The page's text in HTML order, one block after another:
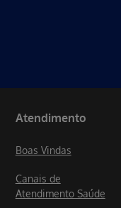
Atendimento
Boas Vindas
Canais de
Atendimento Saúde